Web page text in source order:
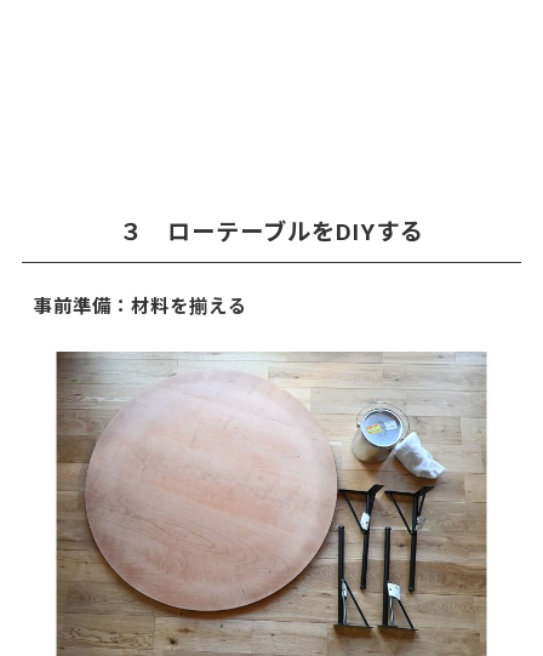
３ ローテーブルをDIYする
事前準備：材料を揃える